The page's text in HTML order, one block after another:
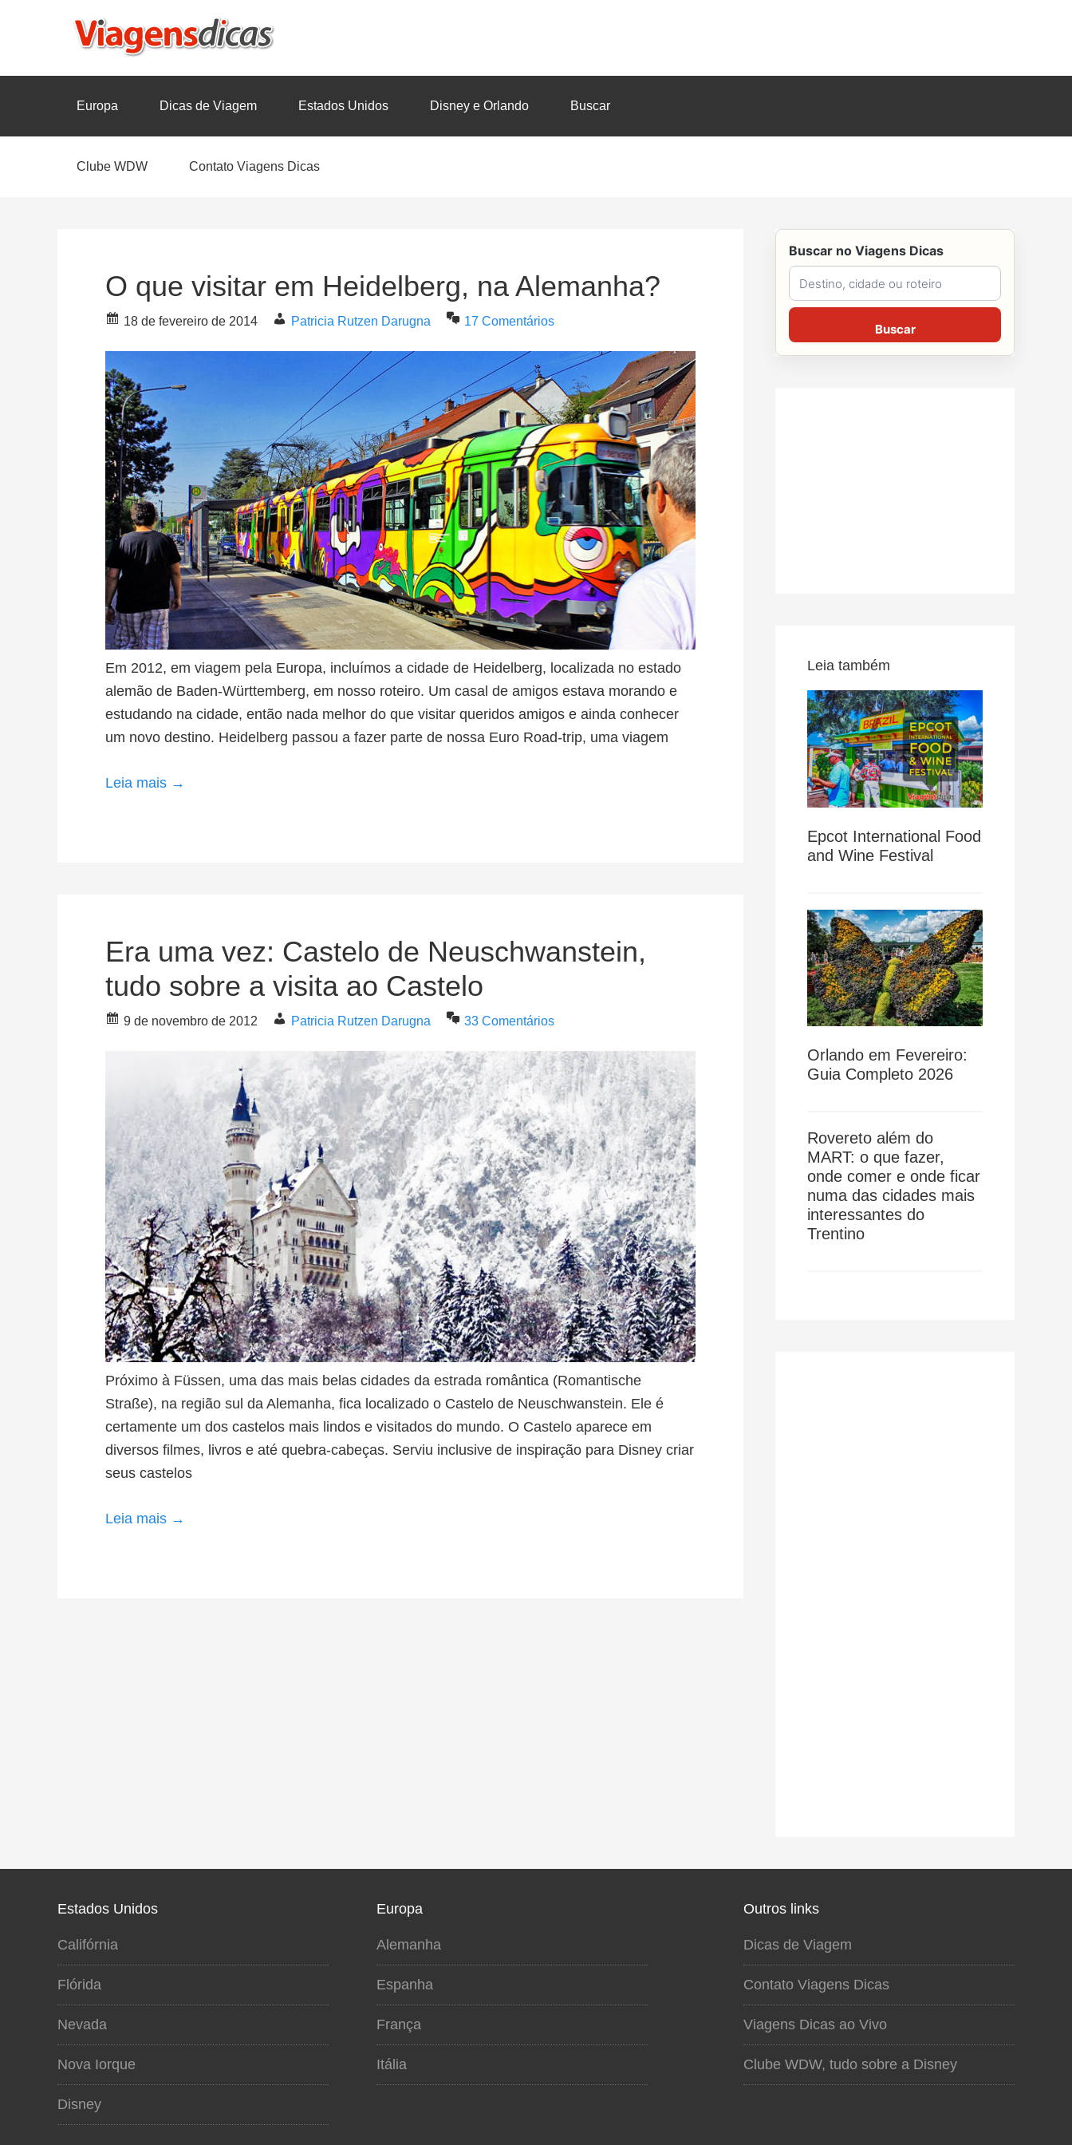
Europa Dicas de Viagem Estados Unidos Disney e Orlando Buscar
Clube WDW Contato Viagens Dicas
O que visitar em Heidelberg, na Alemanha?
18 de fevereiro de 2014 Patricia Rutzen Darugna 17 Comentários
Em 2012, em viagem pela Europa, incluímos a cidade de Heidelberg, localizada no estado
alemão de Baden-Württemberg, em nosso roteiro. Um casal de amigos estava morando e
estudando na cidade, então nada melhor do que visitar queridos amigos e ainda conhecer
um novo destino. Heidelberg passou a fazer parte de nossa Euro Road-trip, uma viagem
Leia mais →
Era uma vez: Castelo de Neuschwanstein,
tudo sobre a visita ao Castelo
9 de novembro de 2012 Patricia Rutzen Darugna 33 Comentários
Próximo à Füssen, uma das mais belas cidades da estrada romântica (Romantische
Straße), na região sul da Alemanha, fica localizado o Castelo de Neuschwanstein. Ele é
certamente um dos castelos mais lindos e visitados do mundo. O Castelo aparece em
diversos filmes, livros e até quebra-cabeças. Serviu inclusive de inspiração para Disney criar
seus castelos
Leia mais →
Buscar no Viagens Dicas
Buscar no Viagens Dicas
Buscar
Leia também
Epcot International Food
and Wine Festival
Orlando em Fevereiro:
Guia Completo 2026
Rovereto além do
MART: o que fazer,
onde comer e onde ficar
numa das cidades mais
interessantes do
Trentino
Estados Unidos
Califórnia
Flórida
Nevada
Nova Iorque
Disney
Europa
Alemanha
Espanha
França
Itália
Outros links
Dicas de Viagem
Contato Viagens Dicas
Viagens Dicas ao Vivo
Clube WDW, tudo sobre a Disney